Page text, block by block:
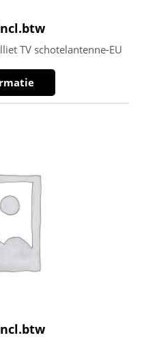
TV schotelantenne-EU